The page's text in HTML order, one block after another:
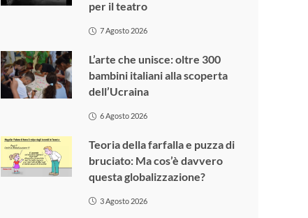
per il teatro
7 Agosto 2026
L’arte che unisce: oltre 300
bambini italiani alla scoperta
dell’Ucraina
6 Agosto 2026
Teoria della farfalla e puzza di
bruciato: Ma cos’è davvero
questa globalizzazione?
3 Agosto 2026